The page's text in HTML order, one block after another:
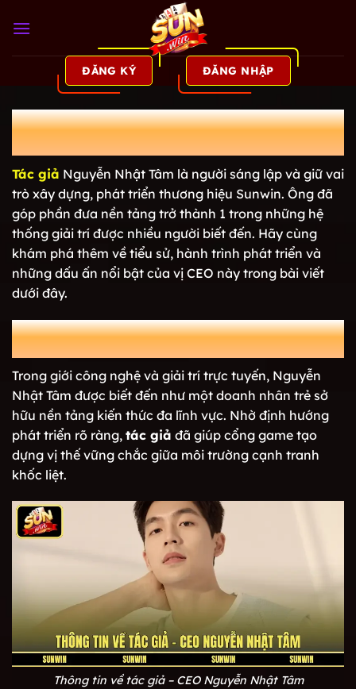
qua
ĐĂNG KÝ ĐĂNG NHẬP
Tác Giả Nhật Tâm – Hành Trình Kiến
Tạo Thành Công Cho SUNWIN
Tác giả Nguyễn Nhật Tâm là người sáng lập và giữ vai
trò xây dựng, phát triển thương hiệu Sunwin. Ông đã
góp phần đưa nền tảng trở thành 1 trong những hệ
thống giải trí được nhiều người biết đến. Hãy cùng
khám phá thêm về tiểu sử, hành trình phát triển và
những dấu ấn nổi bật của vị CEO này trong bài viết
dưới đây.
Đôi nét về tác giả – CEO Nguyễn Nhật
Tâm
Trong giới công nghệ và giải trí trực tuyến, Nguyễn
Nhật Tâm được biết đến như một doanh nhân trẻ sở
hữu nền tảng kiến thức đa lĩnh vực. Nhờ định hướng
phát triển rõ ràng, tác giả đã giúp cổng game tạo
dựng vị thế vững chắc giữa môi trường cạnh tranh
khốc liệt.
Thông tin về tác giả – CEO Nguyễn Nhật Tâm